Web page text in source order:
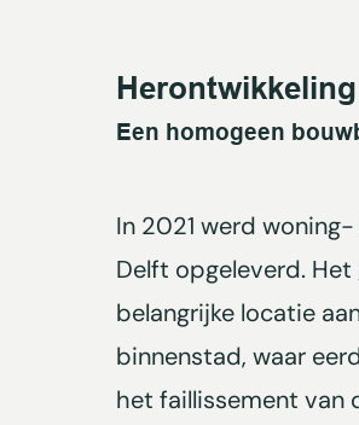
Een homogeen
In 2021 werd
Delft opgeleverd.
belangrijke locatie
binnenstad, waar
het faillissement van